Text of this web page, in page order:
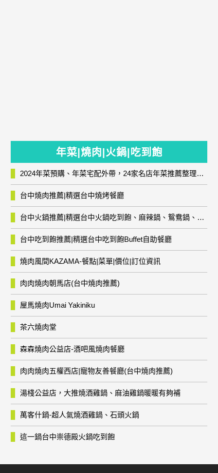
年菜|燒肉|火鍋|吃到飽
2024年菜預購、年菜宅配外帶，24家名店年菜推薦整理，圍爐輕鬆上菜團圓趣
台中燒肉推薦|精選台中燒烤餐廳
台中火鍋推薦|精選台中火鍋吃到飽、麻辣鍋、鴛鴦鍋、石頭火鍋、酸菜白肉鍋、海鮮鍋、燒酒雞、麻油雞、壽喜燒等熱門人氣火鍋店!
台中吃到飽推薦|精選台中吃到飽Buffet自助餐廳
燒肉風間KAZAMA-餐點|菜單|價位|訂位資訊
肉肉燒肉朝馬店(台中燒肉推薦)
屋馬燒肉Umai Yakiniku
茶六燒肉堂
森森燒肉公益店-酒吧風燒肉餐廳
肉肉燒肉五權西店|寵物友善餐廳(台中燒肉推薦)
湯棧公益店，大推燒酒雞鍋、麻油雞鍋暖暖有夠補
萬客什鍋-超人氣燒酒雞鍋、石頭火鍋
這一鍋台中崇德殿火鍋吃到飽